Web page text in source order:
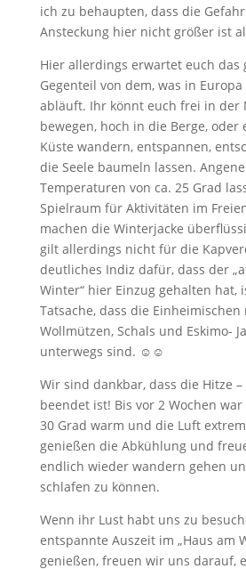
ich zu behaupten, dass die
Ansteckung hier nicht größer ist
Hier allerdings erwartet euch das
Gegenteil von dem, was in
abläuft. Ihr könnt euch frei in der
bewegen, hoch in die Berge, oder
Küste wandern, entspannen,
die Seele baumeln lassen.
Temperaturen von ca. 25 Grad
Spielraum für Aktivitäten im
machen die Winterjacke
gilt allerdings nicht für die
deutliches Indiz dafür, dass der
Winter“ hier Einzug gehalten hat,
Tatsache, dass die Einheimischen
Wollmützen, Schals und Eskimo-
unterwegs sind. ☺☺
Wir sind dankbar, dass die Hitze –
beendet ist! Bis vor 2 Wochen
30 Grad warm und die Luft
genießen die Abkühlung und
endlich wieder wandern gehen
schlafen zu können.
Wenn ihr Lust habt uns zu
entspannte Auszeit im „Haus am
genießen, freuen wir uns darauf,